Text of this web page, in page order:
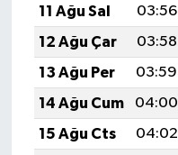
11 Ağu Sal
03:56
12 Ağu Çar
03:58
13 Ağu Per
03:59
14 Ağu Cum
04:00
15 Ağu Cts
04:02